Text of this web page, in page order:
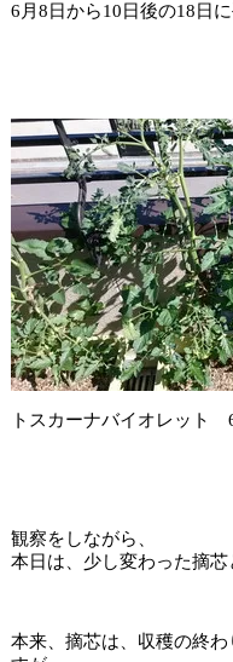
6月8日から10日後の18日
トスカーナバイオレット
観察をしながら、
本日は、少し変わった摘芯
本来、摘芯は、収穫の終